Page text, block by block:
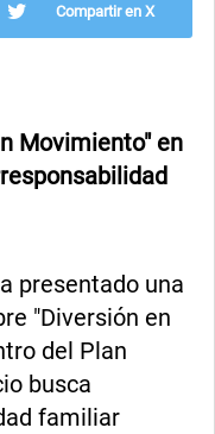
Compartir en X
Movimiento" en
presentado una
"Diversión en
del Plan
busca
familiar